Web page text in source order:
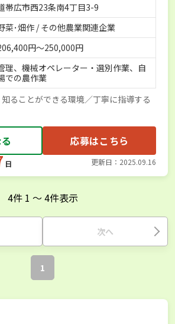
帯広市西23条南4丁目3-9
菜･畑作 / その他農業関連企業
円〜250,000円
理、機械オペレーター・選別作業、自
での農作業
ることができる環境／丁寧に指導する
応募はこちら
日 更新日：2025.09.16
4件 1 〜4件表示
次へ
1